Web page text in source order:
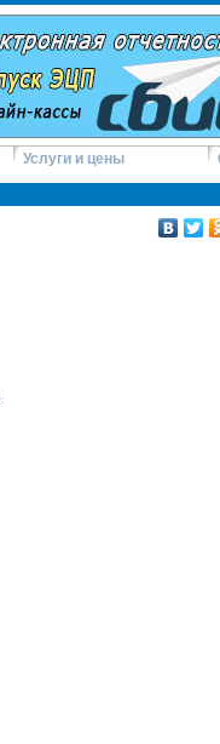
Услуги и цены